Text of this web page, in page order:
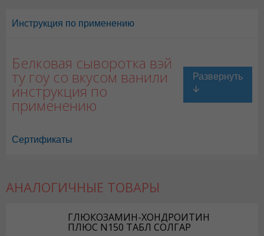
Инструкция по применению
Белковая сыворотка вэй
ту гоу со вкусом ванили
инструкция по
применению
Сертификаты
АНАЛОГИЧНЫЕ ТОВАРЫ
ГЛЮКОЗАМИН-ХОНДРОИТИН
ПЛЮС N150 ТАБЛ СОЛГАР